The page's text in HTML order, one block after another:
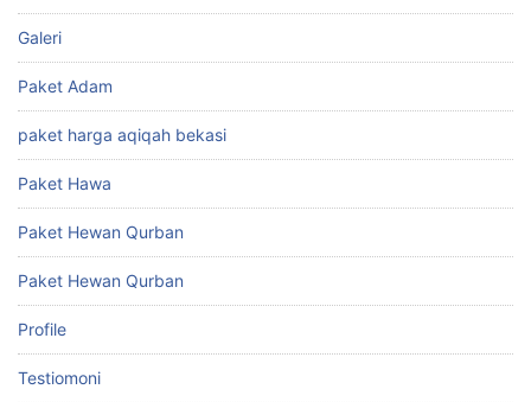
Galeri
Paket Adam
paket harga aqiqah bekasi
Paket Hawa
Paket Hewan Qurban
Paket Hewan Qurban
Profile
Testiomoni